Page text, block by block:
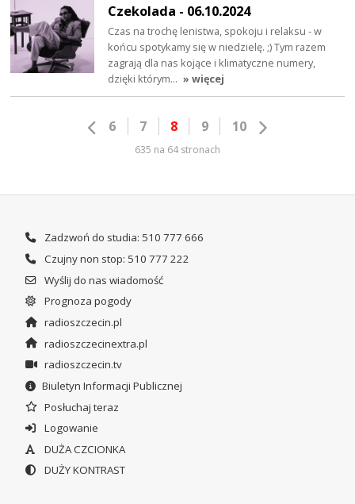
Czekolada - 06.10.2024
Czas na trochę lenistwa, spokoju i relaksu - w
końcu spotykamy się w niedzielę. ;) Tym razem
zagrają dla nas kojące i klimatyczne numery,
dzięki którym… » więcej
6 7 8 9 10
635 na 64 stronach
Zadzwoń do studia: 510 777 666
Czujny non stop: 510 777 222
Wyślij do nas wiadomość
Prognoza pogody
radioszczecin.pl
radioszczecinextra.pl
radioszczecin.tv
Biuletyn Informacji Publicznej
Posłuchaj teraz
Logowanie
DUŻA CZCIONKA
DUŻY KONTRAST